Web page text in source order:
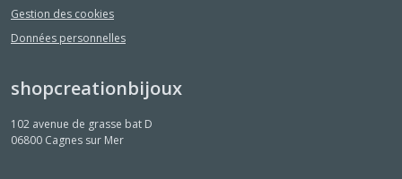
Gestion des cookies
Données personnelles
shopcreationbijoux
102 avenue de grasse bat D
06800 Cagnes sur Mer